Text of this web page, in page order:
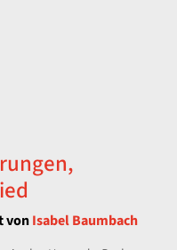
vonIsabel Baumbach